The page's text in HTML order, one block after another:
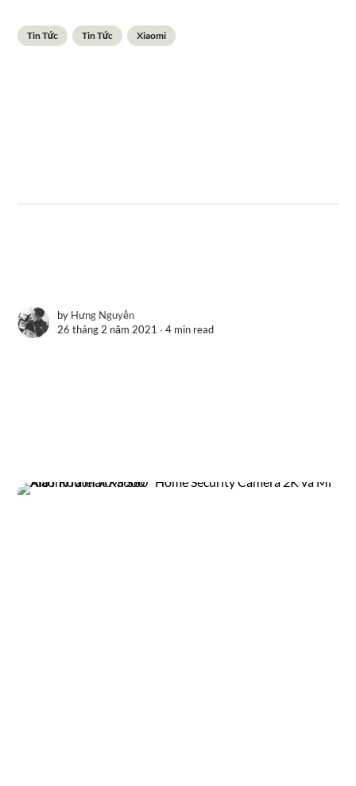
Tin Tức Tin Tức Xiaomi
by Hưng Nguyễn
26 tháng 2 năm 2021 ∙4 min read